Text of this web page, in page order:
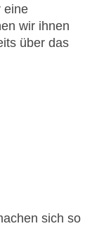
eine
wir ihnen
über das
sich so